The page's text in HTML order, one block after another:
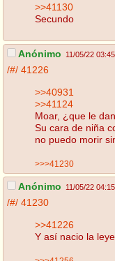
>>41130
Secundo
Anónimo 11/05/22 03:45
/#/ 41226
>>40931
>>41124
Moar, ¿que le
Su cara de niña
no puedo morir
>>>41230
Anónimo 11/05/22 04:15
/#/ 41230
>>41226
Y así nacio la